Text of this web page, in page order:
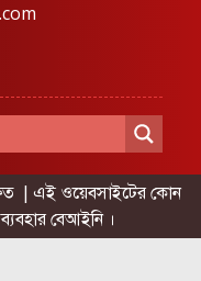
| এই ওয়েবসাইটের কোন
বেআইনি ।